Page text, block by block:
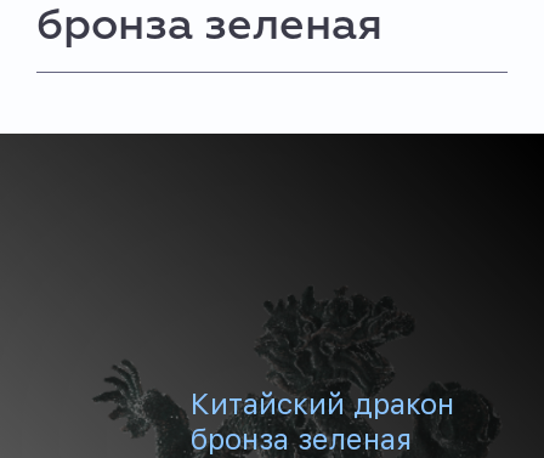
бронза зеленая
Китайский дракон
бронза зеленая